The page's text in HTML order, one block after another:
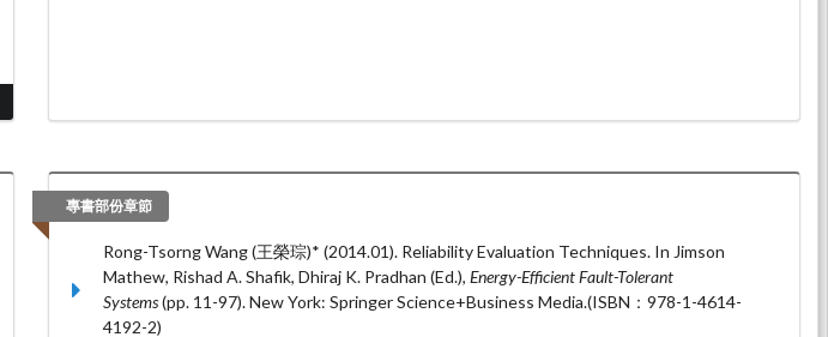
專書部份章節
Rong-Tsorng Wang (王榮琮)* (2014.01). Reliability Evaluation Techniques. In Jimson
Mathew, Rishad A. Shafik, Dhiraj K. Pradhan (Ed.), Energy-Efficient Fault-Tolerant
Systems(pp. 11-97). New York: Springer Science+Business Media.(ISBN：978-1-4614-
4192-2)